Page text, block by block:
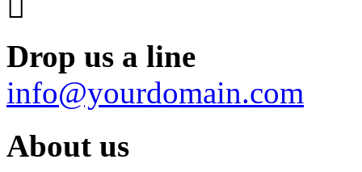
Drop us a line
info@yourdomain.com
About us